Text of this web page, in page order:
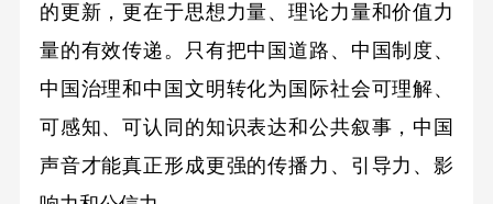
的更新，更在于思想力量、理论力量和价值力
量的有效传递。只有把中国道路、中国制度、
中国治理和中国文明转化为国际社会可理解、
可感知、可认同的知识表达和公共叙事，中国
声音才能真正形成更强的传播力、引导力、影